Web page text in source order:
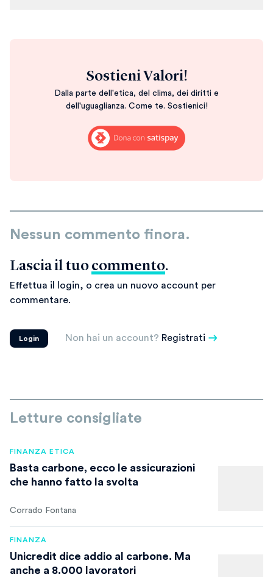
Sostieni Valori!
Dalla parte dell'etica, del clima, dei diritti e
dell'uguaglianza. Come te. Sostienici!
Nessun commento finora.
Lascia il tuo commento.
Effettua il login, o crea un nuovo account per
commentare.
Login Non hai un account? Registrati
Letture consigliate
FINANZA ETICA
Basta carbone, ecco le assicurazioni
che hanno fatto la svolta
Corrado Fontana
FINANZA
Unicredit dice addio al carbone. Ma
anche a 8.000 lavoratori